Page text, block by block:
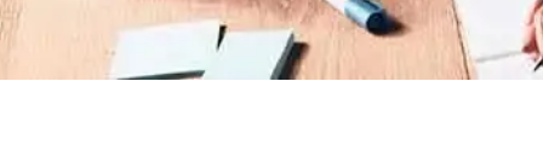
Treinamento de Brigada de Incêndio Valor
Treinamento de Brigadista de Incêndio
Treinamento de Combate a Incêndio NR 23